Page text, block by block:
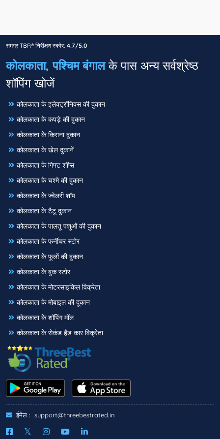
समग्र TBR® निरीक्षण स्कोर: 4.7/5.0
कोलकाता, पश्चिम बंगालके पास अन्य सर्वश्रेष्ठ
शॉपिंग खोजें
कोलकाता के इलेक्ट्रॉनिक्स की दुकान
कोलकाता के कपड़े की दुकान
कोलकाता के किराना दुकान
कोलकाता के खेल दुकानें
कोलकाता के गिफ्ट शॉप्स
कोलकाता के चश्मे की दुकान
कोलकाता के ज्वेलरी शॉप
कोलकाता के टैटू दुकान
कोलकाता के पालतू पशुओं की दुकान
कोलकाता के फर्नीचर स्टोर
कोलकाता के फूलों की दुकान
कोलकाता के बुक स्टोर
कोलकाता के मोटरसाइकिल विक्रेता
कोलकाता के मोबाइल की दूकान
कोलकाता के शॉपिंग मॉल
कोलकाता के सेकंड हैंड कार विक्रेता
ईमेल : support@threebestrated.in